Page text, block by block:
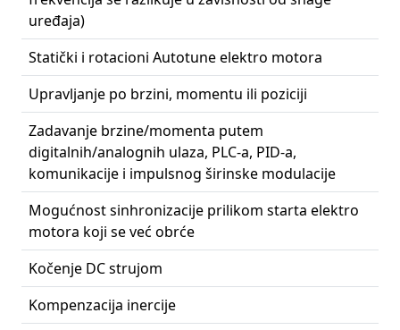
uređaja)
Statički i rotacioni Autotune elektro motora
Upravljanje po brzini, momentu ili poziciji
Zadavanje brzine/momenta putem
digitalnih/analognih ulaza, PLC-a, PID-a,
komunikacije i impulsnog širinske modulacije
Mogućnost sinhronizacije prilikom starta elektro
motora koji se već obrće
Kočenje DC strujom
Kompenzacija inercije